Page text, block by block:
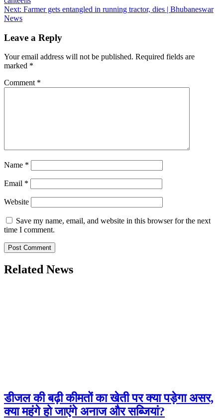
navigation
Next: Farmer gets entangled in running tractor, dies | Bhubaneswar
News
Leave a Reply
Your email address will not be published. Required fields are
marked *
Comment *
Name *
Email *
Website
Save my name, email, and website in this browser for the next
time I comment.
Related News
डीजल की बढ़ी कीमतों का खेती पर क्या पड़ेगा असर,
क्या महंगे हो जाएंगे अनाज और सब्जियां?